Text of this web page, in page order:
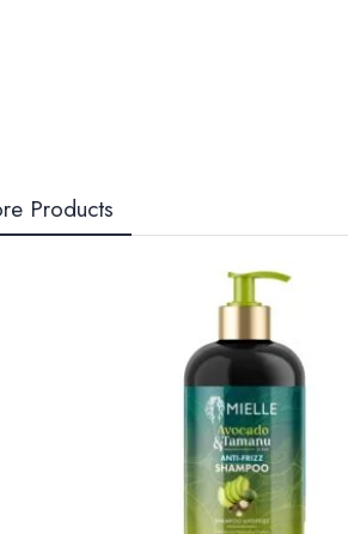
Products